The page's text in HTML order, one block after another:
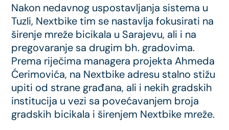
Nakon nedavnog uspostavljanja sistema u
Tuzli, Nextbike tim se nastavlja fokusirati na
širenje mreže bicikala u Sarajevu, ali i na
pregovaranje sa drugim bh. gradovima.
Prema riječima managera projekta Ahmeda
Ćerimovića, na Nextbike adresu stalno stižu
upiti od strane građana, ali i nekih gradskih
institucija u vezi sa povećavanjem broja
gradskih bicikala i širenjem Nextbike mreže.